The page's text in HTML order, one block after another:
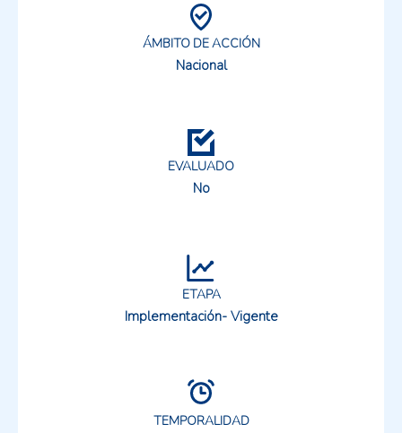
ÁMBITO DE ACCIÓN
Nacional
EVALUADO
No
ETAPA
Implementación- Vigente
TEMPORALIDAD